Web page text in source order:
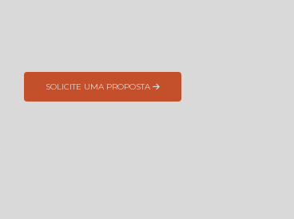
SOLICITE UMA PROPOSTA